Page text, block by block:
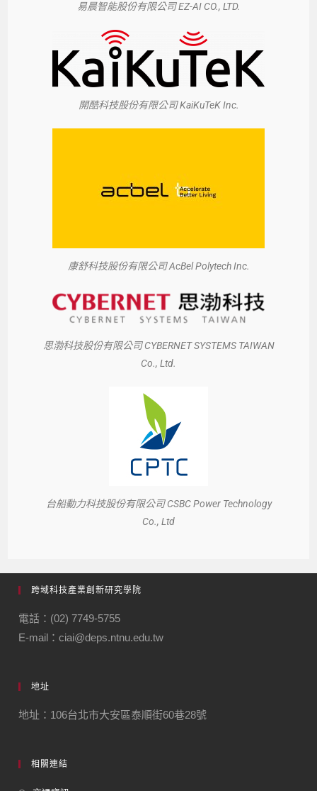
易晨智能股份有限公司 EZ-AI CO., LTD.
開酷科技股份有限公司 KaiKuTeK Inc.
康舒科技股份有限公司 AcBel Polytech Inc.
思渤科技股份有限公司 CYBERNET SYSTEMS TAIWAN
Co., Ltd.
台船動力科技股份有限公司 CSBC Power Technology
Co., Ltd
跨域科技產業創新研究學院
電話：(02) 7749-5755
E-mail：ciai@deps.ntnu.edu.tw
地址
地址：106台北市大安區泰順街60巷28號
相關連結